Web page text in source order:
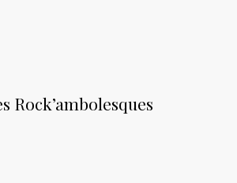
Rock’ambolesques